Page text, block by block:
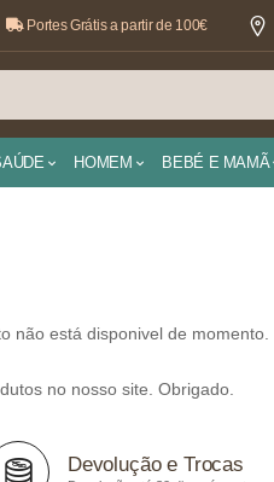
Portes Grátis a partir de 100€
HOMEM BEBÉ E MAMÃ
não está disponivel de momento.
no nosso site. Obrigado.
Devolução e Trocas